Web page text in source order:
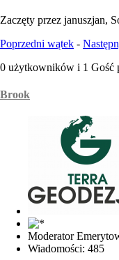
Zaczęty przez januszjan,
Poprzedni wątek -
0 użytkowników i 1 Gość
Brook
Moderator
Wiadomości: 485